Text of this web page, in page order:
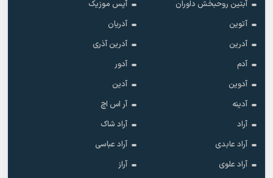
آبتین روحبخش داوران
آپس موزیک
آتوین
آدریان
آدرین
آدرین آذری
آدم
آدور
آدوین
آدین
آدینه
آر اس اچ
آراد
آراد شاک
آراد عابدی
آراد عباسی
آراد علوی
آراز